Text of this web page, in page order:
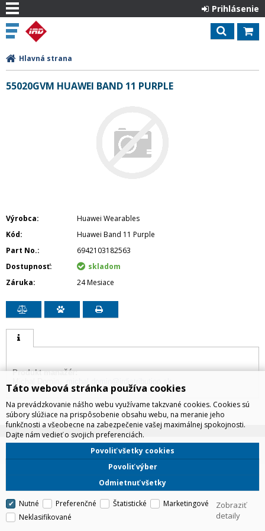
Prihlásenie
Hlavná strana
55020GVM HUAWEI BAND 11 PURPLE
Výrobca
Huawei Wearables
Kód
Huawei Band 11 Purple
Part No.
6942103182563
Dostupnosť
skladom
Záruka
24 Mesiace
Produkt manažér:
IRD Eshop
Technické riešenie © 2026 CyberSoft s.r.o.
Táto webová stránka používa cookies
Na prevádzkovanie nášho webu využívame takzvané cookies. Cookies sú
súbory slúžiace na prispôsobenie obsahu webu, na meranie jeho
funkčnosti a všeobecne na zabezpečenie vašej maximálnej spokojnosti.
Dajte nám vedieť o svojich preferenciách.
Odmietnuť všetky
Povoliť výber
Povoliť všetky cookies
Nutné Preferenčné Štatistické
Marketingové
Neklasifikované
Zobraziť
detaily